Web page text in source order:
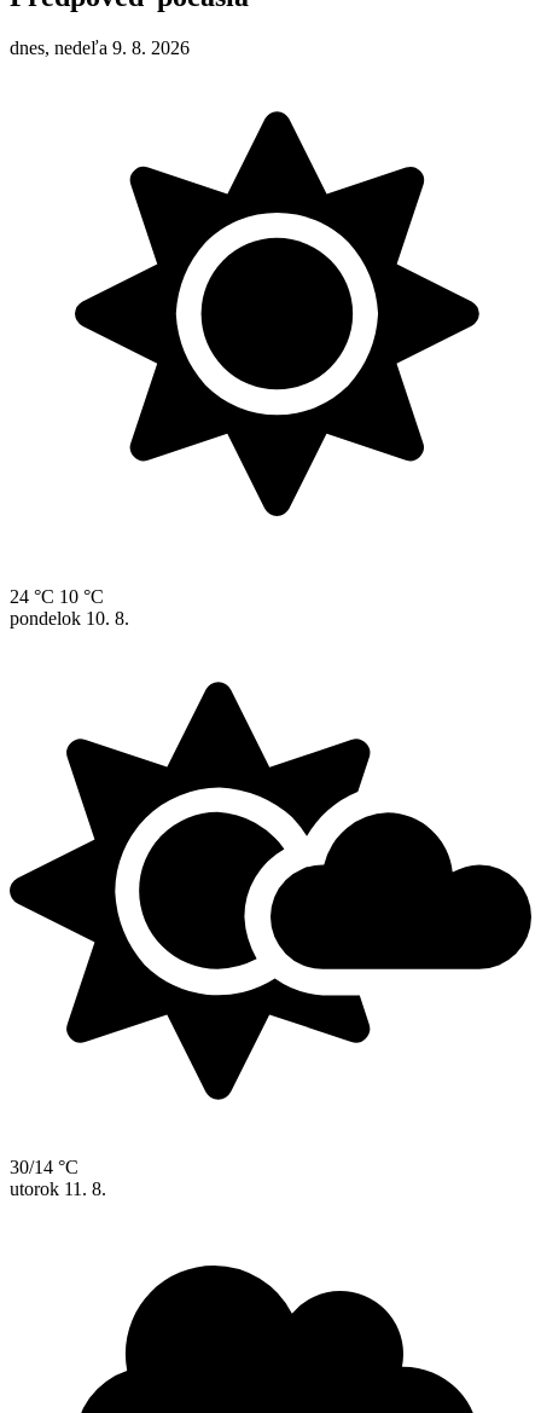
dnes, nedeľa 9. 8. 2026
24 °C 10 °C
pondelok 10. 8.
30/14 °C
utorok 11. 8.